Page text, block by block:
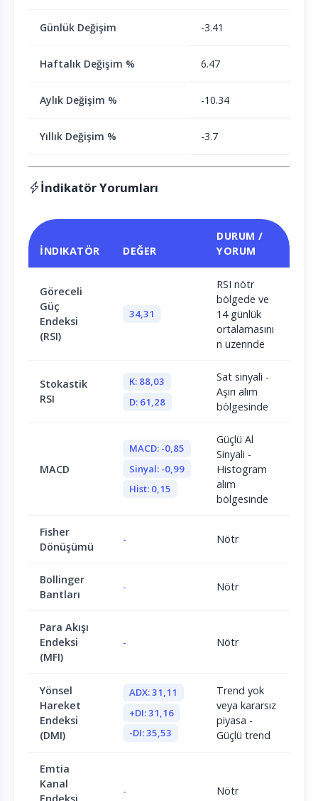
Günlük Değişim -3.41
Haftalık Değişim % 6.47
Aylık Değişim % -10.34
Yıllık Değişim % -3.7
İndikatör Yorumları
İNDIKATÖR DEĞER
DURUM /
YORUM
Göreceli
Güç
Endeksi
(RSI)
34,31
RSI nötr
bölgede ve
14 günlük
ortalamasını
n üzerinde
Stokastik
RSI
K: 88,03
D: 61,28
Sat sinyali -
Aşırı alım
bölgesinde
MACD
MACD: -0,85
Sinyal: -0,99
Hist: 0,15
Güçlü Al
Sinyali -
Histogram
alım
bölgesinde
Fisher
Dönüşümü
- Nötr
Bollinger
Bantları
- Nötr
Para Akışı
Endeksi
(MFI)
- Nötr
Yönsel
Hareket
Endeksi
(DMI)
ADX: 31,11
+DI: 31,16
-DI: 35,53
Trend yok
veya kararsız
piyasa -
Güçlü trend
Emtia
Kanal
- Nötr